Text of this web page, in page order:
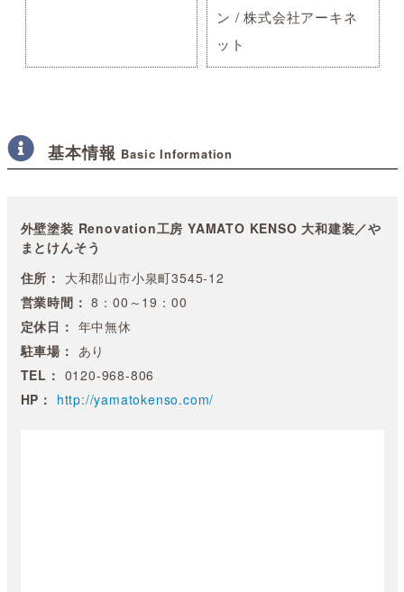
ン / 株式会社アーキネ
ット
基本情報 Basic Information
外壁塗装 Renovation工房 YAMATO KENSO 大和建装／や
まとけんそう
住所： 大和郡山市小泉町3545-12
営業時間： 8：00～19：00
定休日： 年中無休
駐車場： あり
TEL： 0120-968-806
HP： http://yamatokenso.com/